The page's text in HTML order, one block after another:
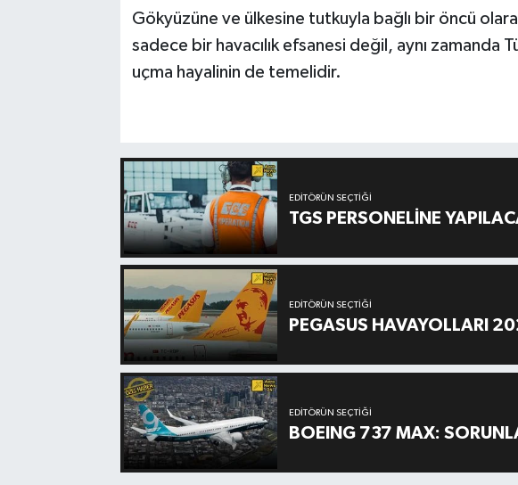
Gökyüzüne ve ülkesine tutkuyla bağlı bir öncü
sadece bir havacılık efsanesi değil, aynı zamanda
uçma hayalinin de temelidir.
EDITÖRÜN SEÇTIĞI
TGS PERSONELİNE
EDITÖRÜN SEÇTIĞI
PEGASUS HAVAYOLLARI
EDITÖRÜN SEÇTIĞI
BOEING 737 MAX: